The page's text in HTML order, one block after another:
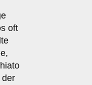
oft
der